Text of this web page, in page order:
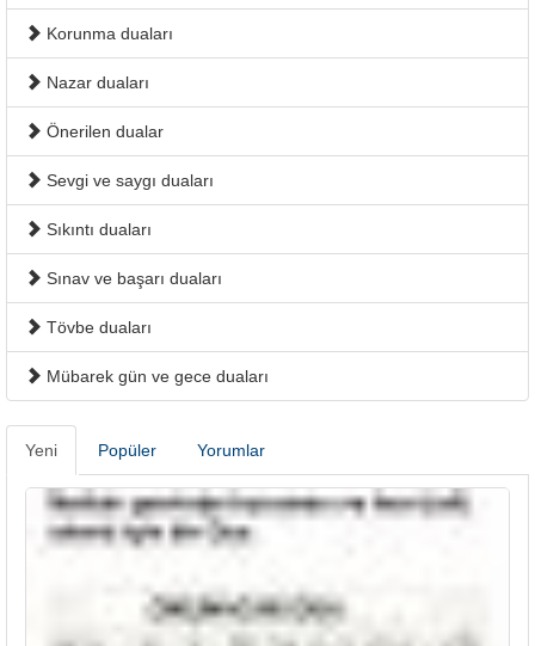
Korunma duaları
Nazar duaları
Önerilen dualar
Sevgi ve saygı duaları
Sıkıntı duaları
Sınav ve başarı duaları
Tövbe duaları
Mübarek gün ve gece duaları
Yeni Popüler Yorumlar